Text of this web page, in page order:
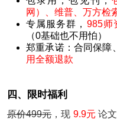
网）、维普、万方检
专属服务群， 985师
（0基础也不用怕）
郑重承诺：合同保障
用全额退款
四、限时福利
原价499元，现 9.9元 论